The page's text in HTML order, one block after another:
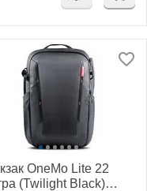
OneMo Lite 22
(Twilight Black)